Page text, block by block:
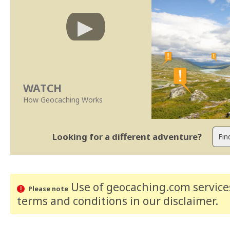
WATCH
How Geocaching Works
Looking for a different adventure?
Please noteUse of geocaching.com
terms and conditions in our disclaimer.